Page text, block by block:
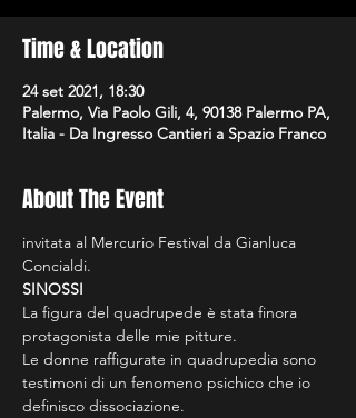
Time & Location
24 set 2021, 18:30
Palermo, Via Paolo Gili, 4, 90138 Palermo PA,
Italia - Da Ingresso Cantieri a Spazio Franco
About The Event
invitata al Mercurio Festival da Gianluca
Concialdi.
SINOSSI
La figura del quadrupede è stata finora
protagonista delle mie pitture.
Le donne raffigurate in quadrupedia sono
testimoni di un fenomeno psichico che io
definisco dissociazione.